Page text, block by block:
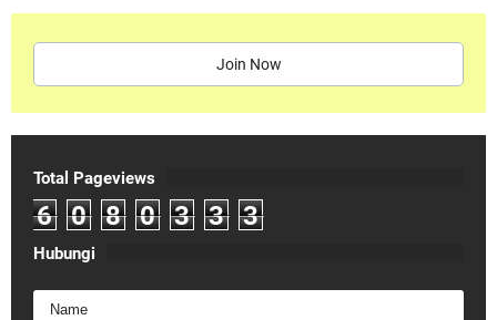
Join Now
Total Pageviews
6 0 8 0 3 3 3
Hubungi